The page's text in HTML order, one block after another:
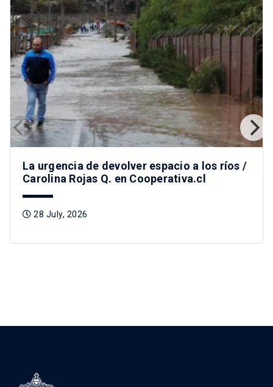
La urgencia de devolver espacio a los ríos /
Carolina Rojas Q. en Cooperativa.cl
28 July, 2026